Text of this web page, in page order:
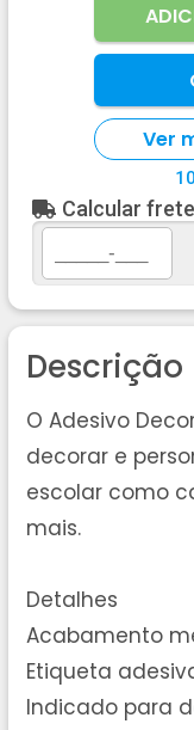
Ver
Calcular
Descrição
O Adesivo
decorar e
escolar como
mais.
Detalhes
Acabamento
Etiqueta
Indicado para